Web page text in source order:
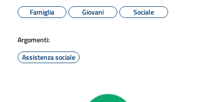
Famiglia
Giovani Sociale
Argomenti:
Assistenza sociale